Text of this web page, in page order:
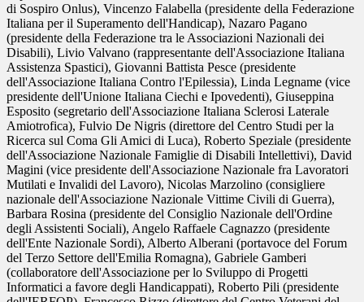
di Sospiro Onlus), Vincenzo Falabella (presidente della Federazione
Italiana per il Superamento dell'Handicap), Nazaro Pagano
(presidente della Federazione tra le Associazioni Nazionali dei
Disabili), Livio Valvano (rappresentante dell'Associazione Italiana
Assistenza Spastici), Giovanni Battista Pesce (presidente
dell'Associazione Italiana Contro l'Epilessia), Linda Legname (vice
presidente dell'Unione Italiana Ciechi e Ipovedenti), Giuseppina
Esposito (segretario dell'Associazione Italiana Sclerosi Laterale
Amiotrofica), Fulvio De Nigris (direttore del Centro Studi per la
Ricerca sul Coma Gli Amici di Luca), Roberto Speziale (presidente
dell'Associazione Nazionale Famiglie di Disabili Intellettivi), David
Magini (vice presidente dell'Associazione Nazionale fra Lavoratori
Mutilati e Invalidi del Lavoro), Nicolas Marzolino (consigliere
nazionale dell'Associazione Nazionale Vittime Civili di Guerra),
Barbara Rosina (presidente del Consiglio Nazionale dell'Ordine
degli Assistenti Sociali), Angelo Raffaele Cagnazzo (presidente
dell'Ente Nazionale Sordi), Alberto Alberani (portavoce del Forum
del Terzo Settore dell'Emilia Romagna), Gabriele Gamberi
(collaboratore dell'Associazione per lo Sviluppo di Progetti
Informatici a favore degli Handicappati), Roberto Pili (presidente